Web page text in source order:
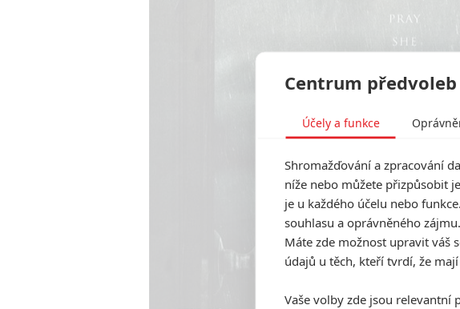
Centrum
Účely a funkce
Shromažďování a zpracování
níže nebo můžete přizpůsobit
je u každého účelu nebo
souhlasu a oprávněného
Máte zde možnost upravit váš
údajů u těch, kteří tvrdí, že
Vaše volby zde jsou relevantní